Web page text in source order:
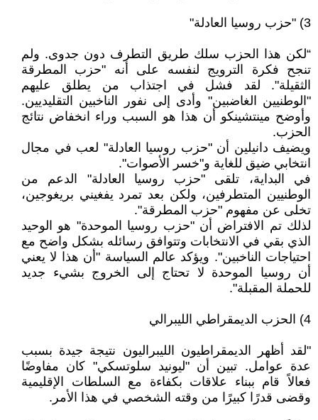
3) "حزب روسيا العادلة"
“لكن هذا الحزب سلك طريق التطرف دون جدوى. ولم
تنجح فكرة الترويج لنفسه على أنه "حزب المطرقة
الثقيلة". لقد فشل في اجتذاب من يطلق عليهم
"الوطنيين الغاضبين" وأدى إلى نفور الناخبين التقليديين.
وأوضح مينتشينكو أن هذا هو السبب وراء انخفاض نتائج
الحزب.
ويضيف دانيلين أن "حزب روسيا العادلة" لعب في مجال
انتخابي ضيق للغاية و"خسر الأصوات".
في البداية، تلقى "حزب روسيا العادلة" الدعم من
الوطنيين المتطرفين، ولكن بعد تمرد يفغيني بريغوجين،
تخلى عن مفهوم "حزب المطرقة".
لذلك تم الافتراض أن "حزب روسيا الموحدة" هو الوحيد
الذي بقي في الانتخابات وتتوافق رسائله بشكل واضح مع
احتياجات الناخبين". ويؤكد عالم السياسة "أن هذا لا يعني
أن روسيا الموحدة لا تحتاج إلى الخروج بشيء جديد
للحملة المقبلة".
4) الحزب الديمقراطي الليبرالي
"لقد أظهر الديمقراطيون الليبراليون نتيجة جيدة بسبب
عدة عوامل. تبين أن "ليونيد سلوتسكي" كان مفاوضًا
فعالاً قام ببناء علاقات بكفاءة مع السلطات الإقليمية
وقضى قدرًا كبيرًا من وقته الشخصي في هذا الأمر.